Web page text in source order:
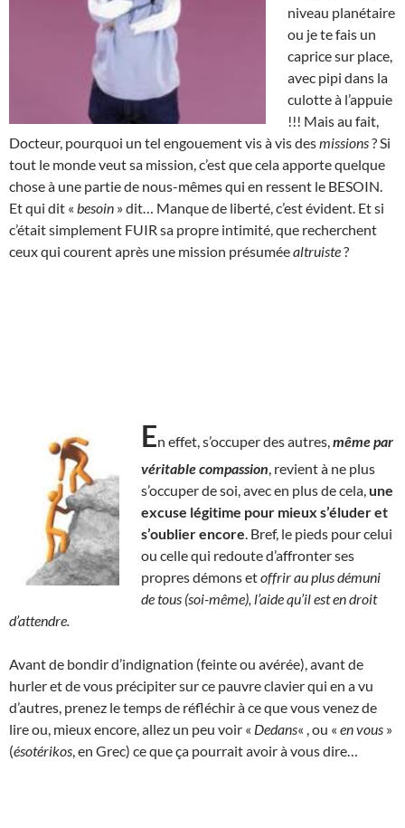
niveau planétaire
ou je te fais un
caprice sur place,
avec pipi dans la
culotte à l’appuie
!!! Mais au fait,
Docteur, pourquoi un tel engouement vis à vis desmissions? Si
tout le monde veut sa mission, c’est que cela apporte quelque
chose à une partie de nous-mêmes qui en ressent le BESOIN.
Et qui dit « besoin » dit… Manque de liberté, c’est évident. Et si
c’était simplement FUIR sa propre intimité, que recherchent
ceux qui courent après une mission présuméealtruiste?
En effet, s’occuper des autres, même par
véritable compassion , revient à ne plus
s’occuper de soi, avec en plus de cela, une
excuse légitime pour mieux s’éluder et
s’oublier encore . Bref, le pieds pour celui
ou celle qui redoute d’affronter ses
propres démons etoffrir au plus démuni
de tous (soi-même), l’aide qu’il est en droit
d’attendre.
Avant de bondir d’indignation (feinte ou avérée), avant de
hurler et de vous précipiter sur ce pauvre clavier qui en a vu
d’autres, prenez le temps de réfléchir à ce que vous venez de
lire ou, mieux encore, allez un peu voir « Dedans« , ou « en vous »
(ésotérikos , en Grec) ce que ça pourrait avoir à vous dire…